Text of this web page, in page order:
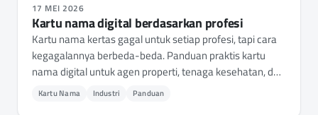
17 MEI 2026
Kartu nama digital berdasarkan profesi
Kartu nama kertas gagal untuk setiap profesi, tapi cara
kegagalannya berbeda-beda. Panduan praktis kartu
nama digital untuk agen properti, tenaga kesehatan, dan
konsultan - apa yang perlu dibagikan, apa yang perlu
Kartu Nama Industri Panduan